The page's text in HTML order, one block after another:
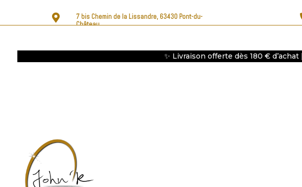

7 bis Chemin de la Lissandre, 63430 Pont-du-
Château
✨ Livraison offerte dès 180 €